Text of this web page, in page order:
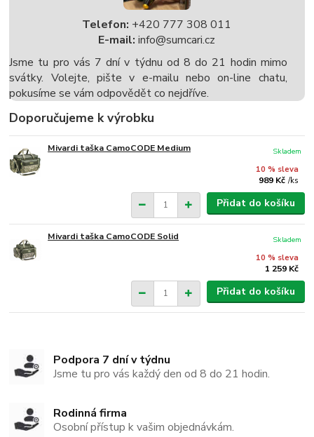
Telefon: +420 777 308 011
E-mail: info@sumcari.cz
Jsme tu pro vás 7 dní v týdnu od 8 do 21 hodin mimo
svátky. Volejte, pište v e-mailu nebo on-line chatu,
pokusíme se vám odpovědět co nejdříve.
Doporučujeme k výrobku
Mivardi taška CamoCODE Medium
10 % sleva
989 Kč /ks
Skladem
Přidat do košíku
Mivardi taška CamoCODE Solid
10 % sleva
1 259 Kč
Skladem
Přidat do košíku
Podpora 7 dní v týdnu
Jsme tu pro vás každý den od 8 do 21 hodin.
Rodinná firma
Osobní přístup k vašim objednávkám.